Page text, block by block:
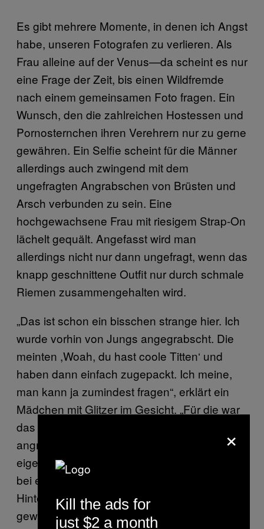
Es gibt mehrere Momente, in denen ich Angst
habe, unseren Fotografen zu verlieren. Als
Frau alleine auf der Venus—da scheint es nur
eine Frage der Zeit, bis einen Wildfremde
nach einem gemeinsamen Foto fragen. Ein
Wunsch, den die zahlreichen Hostessen und
Pornosternchen ihren Verehrern nur zu gerne
gewähren. Ein Selfie scheint für die Männer
allerdings auch zwingend mit dem
ungefragten Angrabschen von Brüsten und
Arsch verbunden zu sein. Eine
hochgewachsene Frau mit riesigem Strap-On
lächelt gequält. Angefasst wird man
allerdings nicht nur dann ungefragt, wenn das
knapp geschnittene Outfit nur durch schmale
Riemen zusammengehalten wird.
„Das ist schon ein bisschen strange hier. Ich
wurde vorhin von Jungs angegrabscht. Die
meinten ,Woah, du hast coole Titten‘ und
haben dann einfach zugepackt. Ich meine,
man kann ja zumindest fragen“, erklärt ein
Mädchen mit Glitzer im Gesicht. „Für die war
das total normal, dass sie Frauen ungefragt
angreifen können.“ Ihr Freund, der nach
eigener Aussage so betrunken ist, dass er
bei einem spontanen Pornodreh im
Hintergrund saß und in die Kamera
gewunken hat, scheint unbeeindruckt: „Die
×
Kill the ads for
just $2 a month